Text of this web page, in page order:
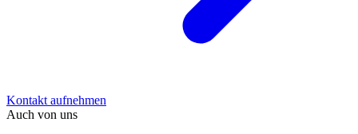
Kontakt aufnehmen
Auch von uns